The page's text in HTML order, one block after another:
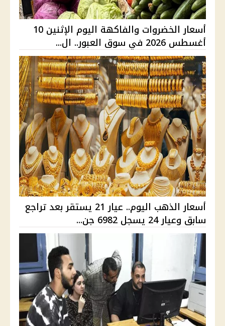
أسعار الخضروات والفاكهة اليوم الإثنين 10
أغسطس 2026 في سوق العبور.. ال...
أسعار الذهب اليوم.. عيار 21 يستقر بعد تراجع
سابق وعيار 24 يسجل 6982 جن...